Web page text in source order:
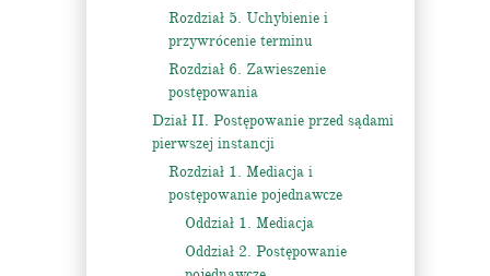
Rozdział 5. Uchybienie i
przywrócenie terminu
Rozdział 6. Zawieszenie
postępowania
Dział II. Postępowanie przed sądami
pierwszej instancji
Rozdział 1. Mediacja i
postępowanie pojednawcze
Oddział 1. Mediacja
Oddział 2. Postępowanie